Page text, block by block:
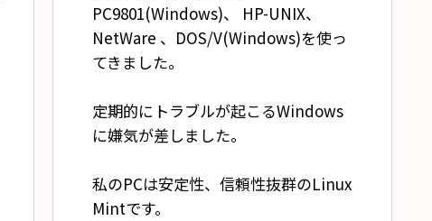
PC9801(Windows)、 HP-UNIX、
NetWare 、DOS/V(Windows)を使っ
てきました。
定期的にトラブルが起こるWindows
に嫌気が差しました。
私のPCは安定性、信頼性抜群のLinux
Mintです。